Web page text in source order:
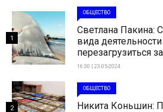
ОБЩЕСТВО
Светлана Пакина:
вида
перезагрузиться
16:30 | 23-05-2024
1
ОБЩЕСТВО
Никита Коньшин:
2